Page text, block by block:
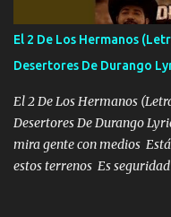
POR CLAVE ES EL CALI 4
tirante andamos mi carnal
se ve limpio el camino nos
misma piedra me vuelvo a
en corto me tiró a per...
El 2 De Los Hermanos
Desertores De Durango
El 2 De Los Hermanos
Desertores De Durango
mira gente con medios
estos terrenos Es